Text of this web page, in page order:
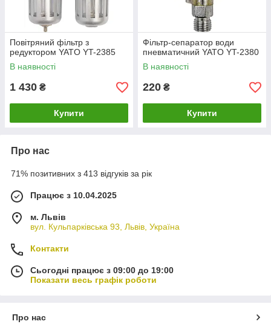
Повітряний фільтр з
редуктором YATO YT-2385
В наявності
1 430 ₴
Купити
Фільтр-сепаратор води
пневматичний YATO YT-2380
В наявності
220 ₴
Купити
Про нас
71% позитивних з 413 відгуків за рік
Працює з 10.04.2025
м. Львів
вул. Кульпарківська 93, Львів, Україна
Контакти
Сьогодні працює з 09:00 до 19:00
Показати весь графік роботи
Про нас